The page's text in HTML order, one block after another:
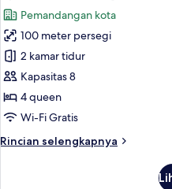
laut
foto
untuk
Apartemen
Keluarga,
2
kamar
Pemandangan kota
100 meter persegi
2 kamar tidur
Kapasitas 8
4 queen
Wi-Fi Gratis
Rincian selengkapnya
Rincian